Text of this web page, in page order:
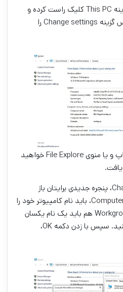
5- در ویندوز کامپیوتر، روی گزینه This PC کلیک راست کرده و
ابتدا گزینه Properties و سپس گزینه Change settings را
گزینه This PC را روی دسکتاپ و یا منوی File Explore خواهید
یافت.
در ادامه هم با زدن گزینه Change، پنجره جدیدی برایتان باز
می‌شود که در قسمت Computer Name، باید نام کامپیوتر خود را
مشاهده کنید و در قسمت Workgroup هم باید یک نام یکسان
برای هر دو کامپیوتر انتخاب کنید. سپس با زدن دکمه OK،